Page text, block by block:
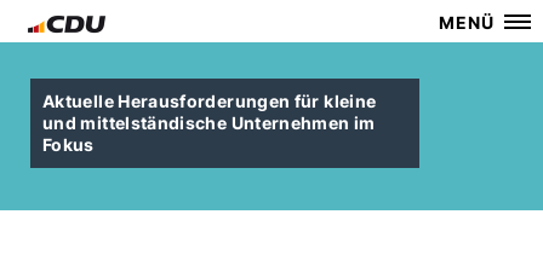
MENÜ
Aktuelle Herausforderungen für kleine
und mittelständische Unternehmen im
Fokus